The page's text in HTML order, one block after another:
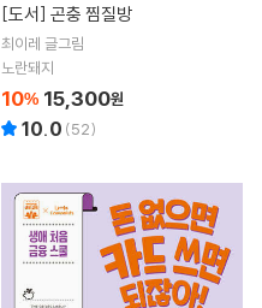
[도서] 곤충 찜질방
최이레 글그림
노란돼지
10% 15,300원
10.0 (52)